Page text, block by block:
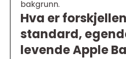
bakgrunn.
Hva er
standard,
levende Apple